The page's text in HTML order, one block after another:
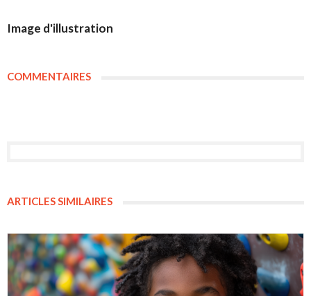
Image d'illustration
COMMENTAIRES
ARTICLES SIMILAIRES